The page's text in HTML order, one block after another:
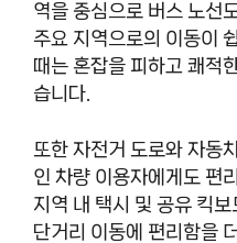
역을 중심으로 버스 노선
주요 지역으로의 이동이
때는 혼잡을 피하고 쾌적
습니다.
또한 자전거 도로와 자동
인 차량 이용자에게도 편
지역 내 택시 및 공유 킥
단거리 이동에 편리함을